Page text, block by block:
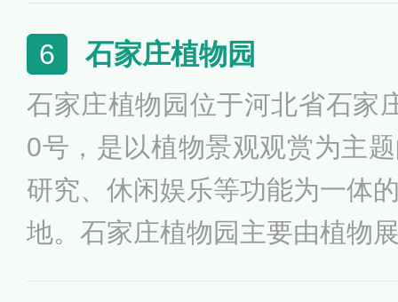
了上千处大大小小的瀑布，有
瀑、白龙瀑、三叠瀑等瀑布群
流泉飞瀑，近百处瀑布往往
瀑，瀑瀑相连，瀑中有瀑，俗
6 石家庄植物园
石家庄植物园位于河北省石家
0号，是以植物景观观赏为主
研究、休闲娱乐等功能为一体
地。石家庄植物园主要由植物